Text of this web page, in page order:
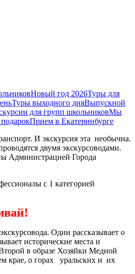
Новый год 2026Туры для
Туры выходного дняВыпускной
для групп школьниковМы
Прием в Екатеринбурге
И экскурсия эта необычна.
двумя экскурсоводами.
Администрацией Города
с 1 категорией
Один рассказывает о
исторические места и
в образе Хозяйки Медной
крае, о горах уральских и их